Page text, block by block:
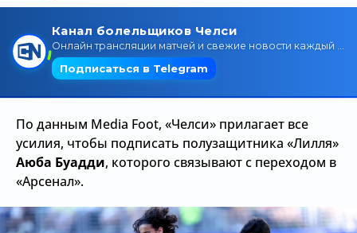
По данным Media Foot, «Челси» прилагает все
усилия, чтобы подписать полузащитника «Лилля»
Аюба Буадди, которого связывают с переходом в
«Арсенал».
Поиск по сайту
Трансляции
О сайте
Контакты